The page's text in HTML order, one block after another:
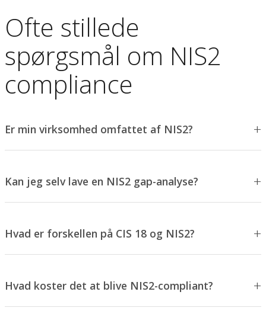
Ofte stillede
spørgsmål om NIS2
compliance
Er min virksomhed omfattet af NIS2?
Kan jeg selv lave en NIS2 gap-analyse?
Hvad er forskellen på CIS 18 og NIS2?
Hvad koster det at blive NIS2-compliant?